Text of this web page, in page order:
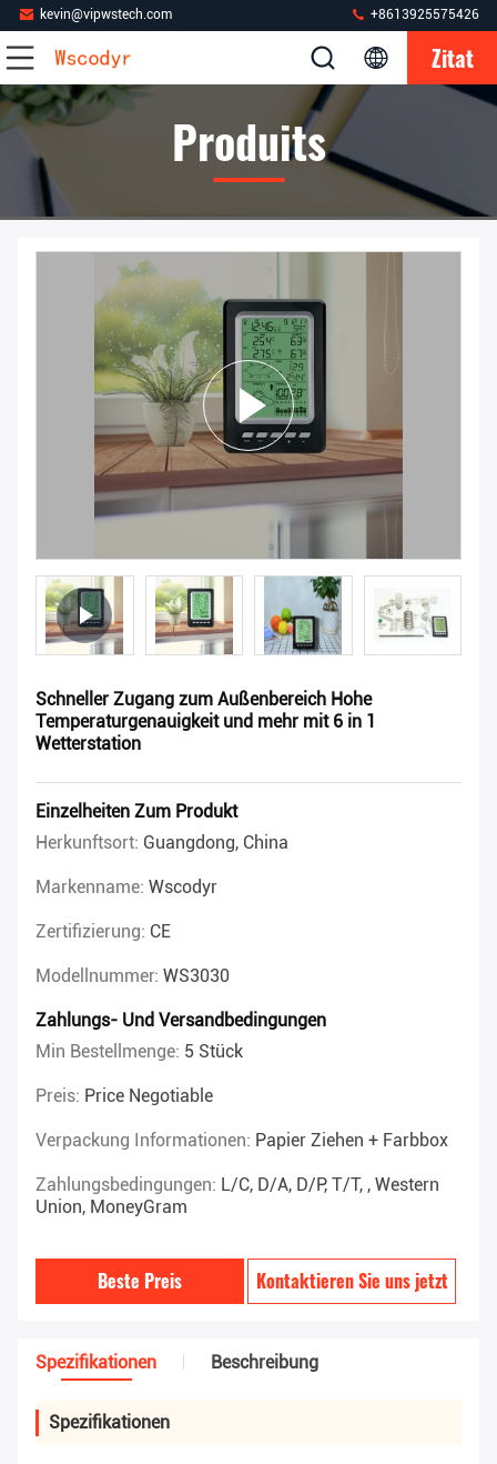
kevin@vipwstech.com +8613925575426
Zitat
Produits
Schneller Zugang zum Außenbereich Hohe
Temperaturgenauigkeit und mehr mit 6 in 1
Wetterstation
Einzelheiten Zum Produkt
Herkunftsort: Guangdong, China
Markenname: Wscodyr
Zertifizierung: CE
Modellnummer: WS3030
Zahlungs- Und Versandbedingungen
Min Bestellmenge: 5 Stück
Preis: Price Negotiable
Verpackung Informationen: Papier Ziehen + Farbbox
Zahlungsbedingungen: L/C, D/A, D/P, T/T, , Western
Union, MoneyGram
Beste Preis Kontaktieren Sie uns jetzt
Spezifikationen Beschreibung
Spezifikationen